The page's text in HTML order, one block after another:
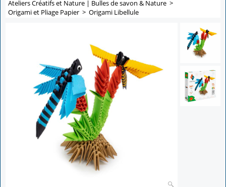
Ateliers Créatifs et Nature | Bulles de savon & Nature >
Origami et Pliage Papier > Origami Libellule